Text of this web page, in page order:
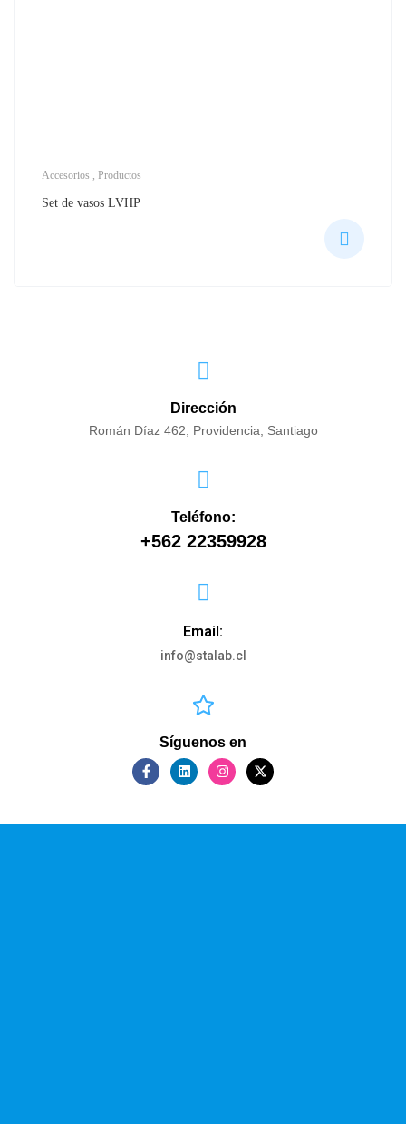
Accesorios , Productos
Set de vasos LVHP
Dirección
Román Díaz 462, Providencia, Santiago
Teléfono:
+562 22359928
Email:
info@stalab.cl
Síguenos en